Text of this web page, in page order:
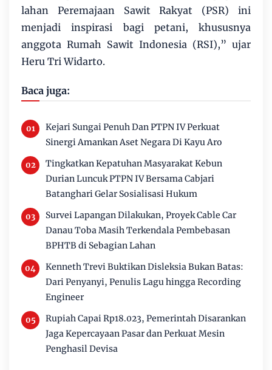
lahan Peremajaan Sawit Rakyat (PSR) ini
menjadi inspirasi bagi petani, khususnya
anggota Rumah Sawit Indonesia (RSI),” ujar
Heru Tri Widarto.
Baca juga:
Kejari Sungai Penuh Dan PTPN IV Perkuat
Sinergi Amankan Aset Negara Di Kayu Aro
Tingkatkan Kepatuhan Masyarakat Kebun
Durian Luncuk PTPN IV Bersama Cabjari
Batanghari Gelar Sosialisasi Hukum
Survei Lapangan Dilakukan, Proyek Cable Car
Danau Toba Masih Terkendala Pembebasan
BPHTB di Sebagian Lahan
Kenneth Trevi Buktikan Disleksia Bukan Batas:
Dari Penyanyi, Penulis Lagu hingga Recording
Engineer
Rupiah Capai Rp18.023, Pemerintah Disarankan
Jaga Kepercayaan Pasar dan Perkuat Mesin
Penghasil Devisa